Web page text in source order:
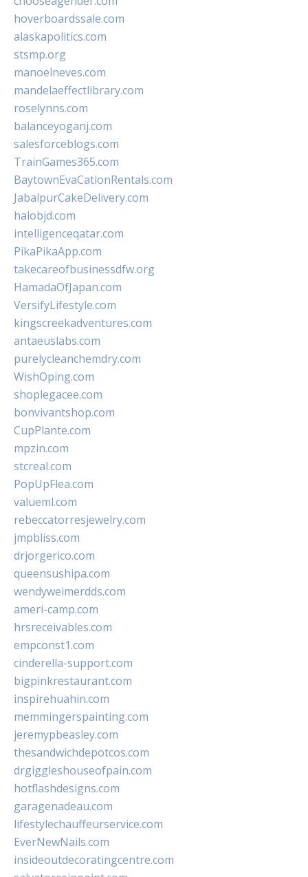
hoverboardssale.com
alaskapolitics.com
stsmp.org
manoelneves.com
mandelaeffectlibrary.com
roselynns.com
balanceyoganj.com
salesforceblogs.com
TrainGames365.com
BaytownEvaCationRentals.com
JabalpurCakeDelivery.com
halobjd.com
intelligenceqatar.com
PikaPikaApp.com
takecareofbusinessdfw.org
HamadaOfJapan.com
VersifyLifestyle.com
kingscreekadventures.com
antaeuslabs.com
purelycleanchemdry.com
WishOping.com
shoplegacee.com
bonvivantshop.com
CupPlante.com
mpzin.com
stcreal.com
PopUpFlea.com
valueml.com
rebeccatorresjewelry.com
jmpbliss.com
drjorgerico.com
queensushipa.com
wendyweimerdds.com
ameri-camp.com
hrsreceivables.com
empconst1.com
cinderella-support.com
bigpinkrestaurant.com
inspirehuahin.com
memmingerspainting.com
jeremypbeasley.com
thesandwichdepotcos.com
drgiggleshouseofpain.com
hotflashdesigns.com
garagenadeau.com
lifestylechauffeurservice.com
EverNewNails.com
insideoutdecoratingcentre.com